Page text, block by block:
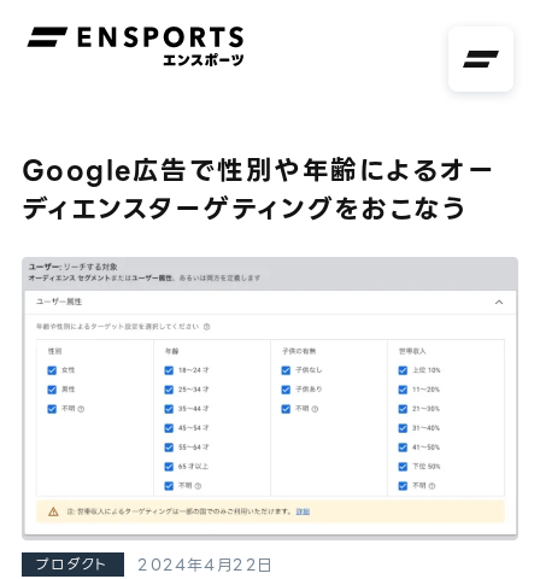
Google広告で性別や年齢によるオー
ディエンスターゲティングをおこなう
プロダクト 2024年4月22日